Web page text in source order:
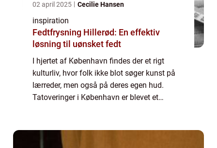
02 april 2025 Cecilie Hansen
inspiration
Fedtfrysning Hillerød: En effektiv
løsning til uønsket fedt
I hjertet af København findes der et rigt
kulturliv, hvor folk ikke blot søger kunst på
lærreder, men også på deres egen hud.
Tatoveringer i København er blevet et